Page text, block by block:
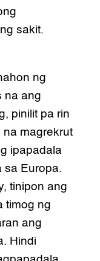
sakit.
ng
na ang
pinilit pa rin
magrekrut
ipapadala
sa Europa.
tinipon ang
timog ng
ang
Hindi